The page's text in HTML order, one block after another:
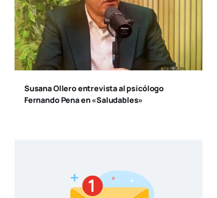
Susana Ollero entrevista al psicólogo
Fernando Pena en «Saludables»